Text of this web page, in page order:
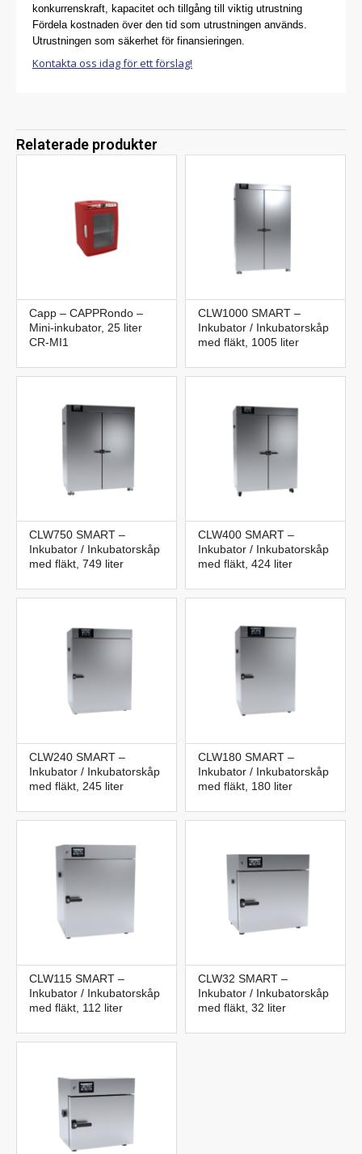
konkurrenskraft, kapacitet och tillgång till viktig utrustning
Fördela kostnaden över den tid som utrustningen används.
Utrustningen som säkerhet för finansieringen.
Kontakta oss idag för ett förslag!
Relaterade produkter
Capp – CAPPRondo –
Mini-inkubator, 25 liter
CR-MI1
CLW1000 SMART –
Inkubator / Inkubatorskåp
med fläkt, 1005 liter
CLW750 SMART –
Inkubator / Inkubatorskåp
med fläkt, 749 liter
CLW400 SMART –
Inkubator / Inkubatorskåp
med fläkt, 424 liter
CLW240 SMART –
Inkubator / Inkubatorskåp
med fläkt, 245 liter
CLW180 SMART –
Inkubator / Inkubatorskåp
med fläkt, 180 liter
CLW115 SMART –
Inkubator / Inkubatorskåp
med fläkt, 112 liter
CLW32 SMART –
Inkubator / Inkubatorskåp
med fläkt, 32 liter